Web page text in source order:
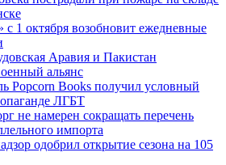
с 1 октября возобновит ежедневные
Аравия и Пакистан
альянс
Popcorn Books получил условный
ЛГБТ
не намерен сокращать перечень
импорта
одобрил открытие сезона на 105